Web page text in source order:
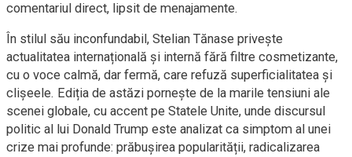
comentariul direct, lipsit de menajamente.
În stilul său inconfundabil, Stelian Tănase privește
actualitatea internațională și internă fără filtre cosmetizante,
cu o voce calmă, dar fermă, care refuză superficialitatea și
clișeele. Ediția de astăzi pornește de la marile tensiuni ale
scenei globale, cu accent pe Statele Unite, unde discursul
politic al lui Donald Trump este analizat ca simptom al unei
crize mai profunde: prăbușirea popularității, radicalizarea